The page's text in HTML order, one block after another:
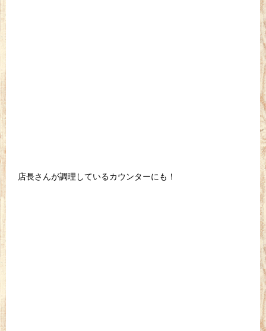
店長さんが調理しているカウンターにも！